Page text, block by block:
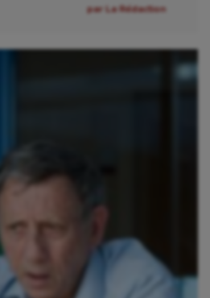
par La Rédaction